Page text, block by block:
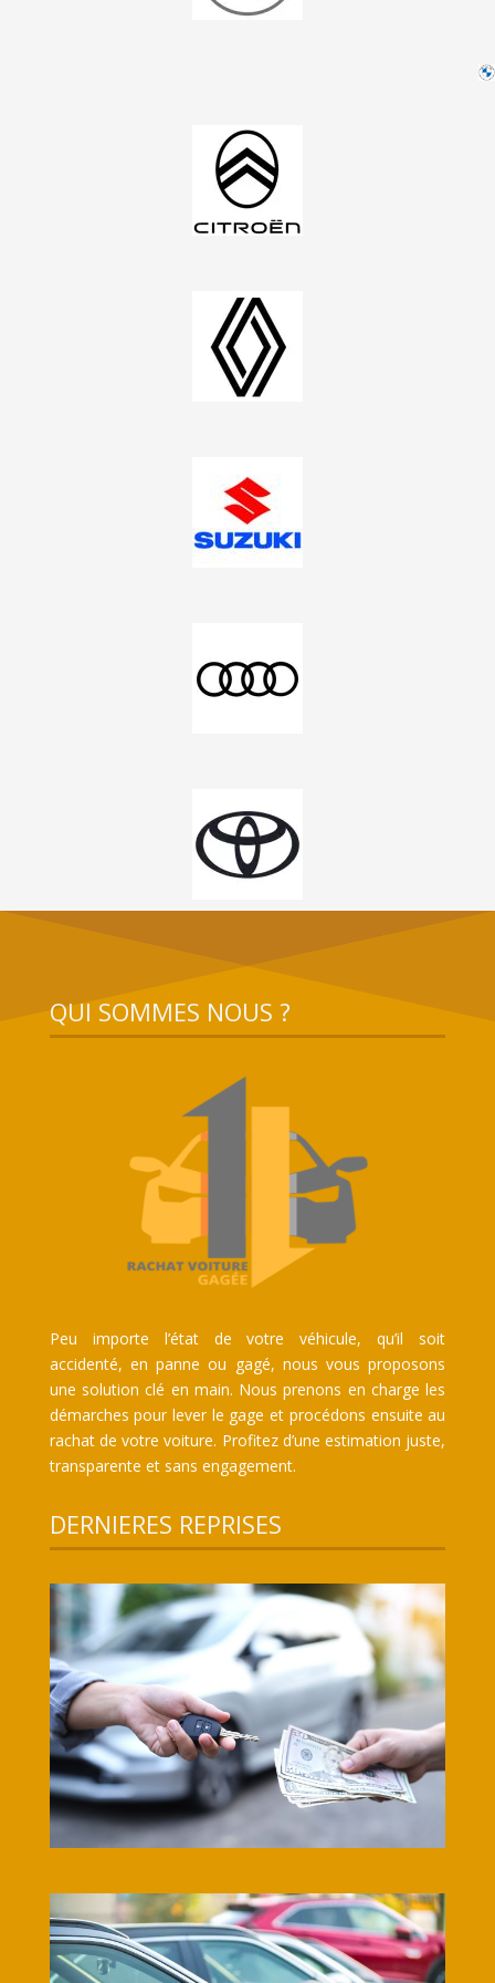
QUI SOMMES NOUS ?
Peu importe l’état de votre véhicule, qu’il soit
accidenté, en panne ou gagé, nous vous proposons
une solution clé en main. Nous prenons en charge les
démarches pour lever le gage et procédons ensuite au
rachat de votre voiture. Profitez d’une estimation juste,
transparente et sans engagement.
DERNIERES REPRISES